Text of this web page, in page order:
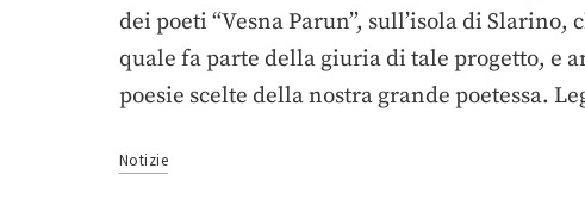
dei poeti “Vesna Parun”, sull’isola di
quale fa parte della giuria di tale progetto, e
poesie scelte della nostra grande poetessa.
Notizie